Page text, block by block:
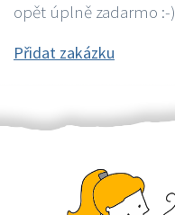
opět úplně zadarmo :-)
Přidat zakázku